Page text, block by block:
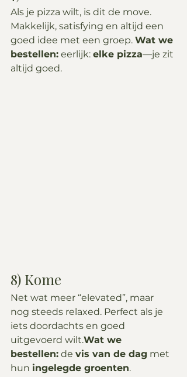
Als je pizza wilt, is dit de move.
Makkelijk, satisfying en altijd een
goed idee met een groep. Wat we
bestellen: eerlijk: elke pizza—je zit
altijd goed.
8) Kome
Net wat meer “elevated”, maar
nog steeds relaxed. Perfect als je
iets doordachts en goed
uitgevoerd wilt.Wat we
bestellen: de vis van de dag met
hun ingelegde groenten.